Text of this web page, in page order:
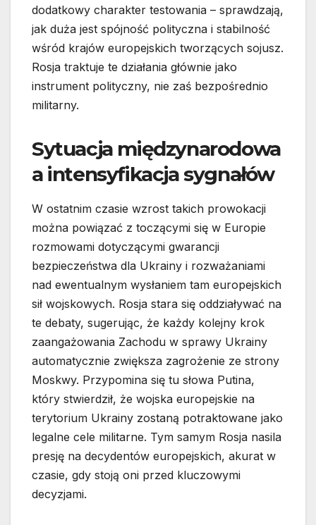
dodatkowy charakter testowania – sprawdzają,
jak duża jest spójność polityczna i stabilność
wśród krajów europejskich tworzących sojusz.
Rosja traktuje te działania głównie jako
instrument polityczny, nie zaś bezpośrednio
militarny.
Sytuacja międzynarodowa
a intensyfikacja sygnałów
W ostatnim czasie wzrost takich prowokacji
można powiązać z toczącymi się w Europie
rozmowami dotyczącymi gwarancji
bezpieczeństwa dla Ukrainy i rozważaniami
nad ewentualnym wysłaniem tam europejskich
sił wojskowych. Rosja stara się oddziaływać na
te debaty, sugerując, że każdy kolejny krok
zaangażowania Zachodu w sprawy Ukrainy
automatycznie zwiększa zagrożenie ze strony
Moskwy. Przypomina się tu słowa Putina,
który stwierdził, że wojska europejskie na
terytorium Ukrainy zostaną potraktowane jako
legalne cele militarne. Tym samym Rosja nasila
presję na decydentów europejskich, akurat w
czasie, gdy stoją oni przed kluczowymi
decyzjami.